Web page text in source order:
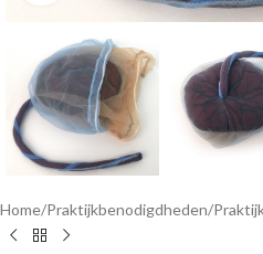
Home Praktijkbenodigdheden